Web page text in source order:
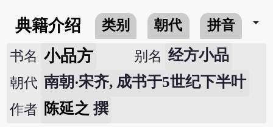
典籍介绍 类别 朝代 拼音 arrow_drop_down
书名 小品方 别名 经方小品
朝代 南朝‧宋齐, 成书于5世纪下半叶
作者 陈延之 撰